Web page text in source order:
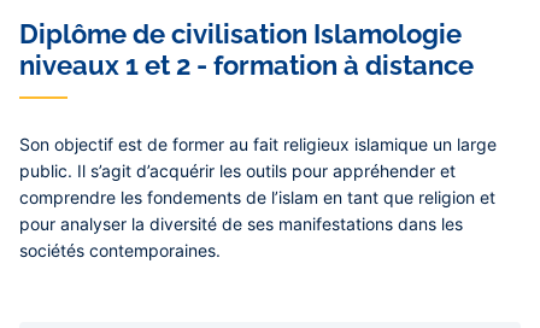
Diplôme de civilisation Islamologie
niveaux 1 et 2 - formation à distance
Son objectif est de former au fait religieux islamique un large
public. Il s’agit d’acquérir les outils pour appréhender et
comprendre les fondements de l’islam en tant que religion et
pour analyser la diversité de ses manifestations dans les
sociétés contemporaines.